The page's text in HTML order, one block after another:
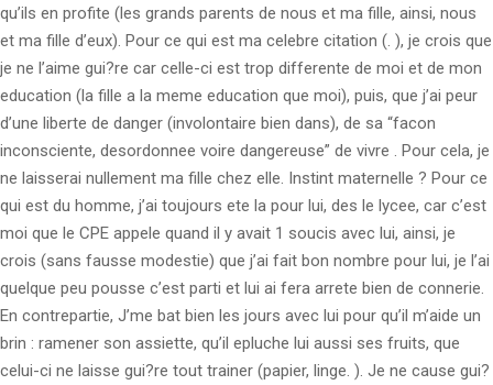
qu’ils en profite (les grands parents de nous et ma fille, ainsi, nous
et ma fille d’eux). Pour ce qui est ma celebre citation (. ), je crois que
je ne l’aime gui?re car celle-ci est trop differente de moi et de mon
education (la fille a la meme education que moi), puis, que j’ai peur
d’une liberte de danger (involontaire bien dans), de sa “facon
inconsciente, desordonnee voire dangereuse” de vivre . Pour cela, je
ne laisserai nullement ma fille chez elle. Instint maternelle ? Pour ce
qui est du homme, j’ai toujours ete la pour lui, des le lycee, car c’est
moi que le CPE appele quand il y avait 1 soucis avec lui, ainsi, je
crois (sans fausse modestie) que j’ai fait bon nombre pour lui, je l’ai
quelque peu pousse c’est parti et lui ai fera arrete bien de connerie.
En contrepartie, J’me bat bien les jours avec lui pour qu’il m’aide un
brin : ramener son assiette, qu’il epluche lui aussi ses fruits, que
celui-ci ne laisse gui?re tout trainer (papier, linge. ). Je ne cause gui?